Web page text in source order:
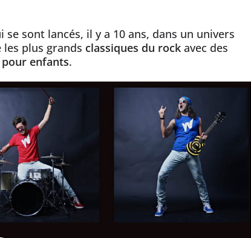
se sont lancés, il y a 10 ans, dans un univers
les plus grands classiques du rock avec des
enfants.